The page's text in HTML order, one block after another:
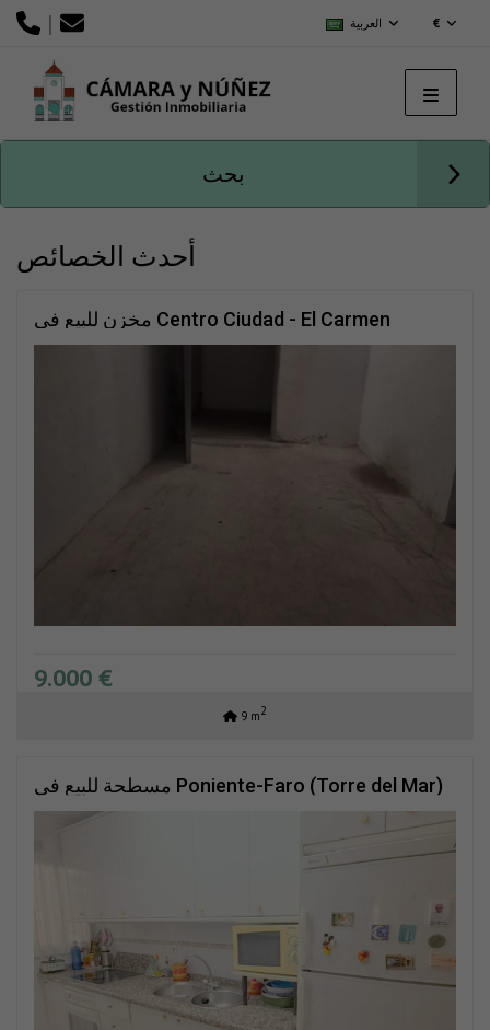
| العربية €
بحث
أحدث الخصائص
مخزن للبيع في Centro Ciudad - El Carmen
(Vélez-Málaga)
9.000 €
9 m2
مسطحة للبيع في Poniente-Faro (Torre del Mar)